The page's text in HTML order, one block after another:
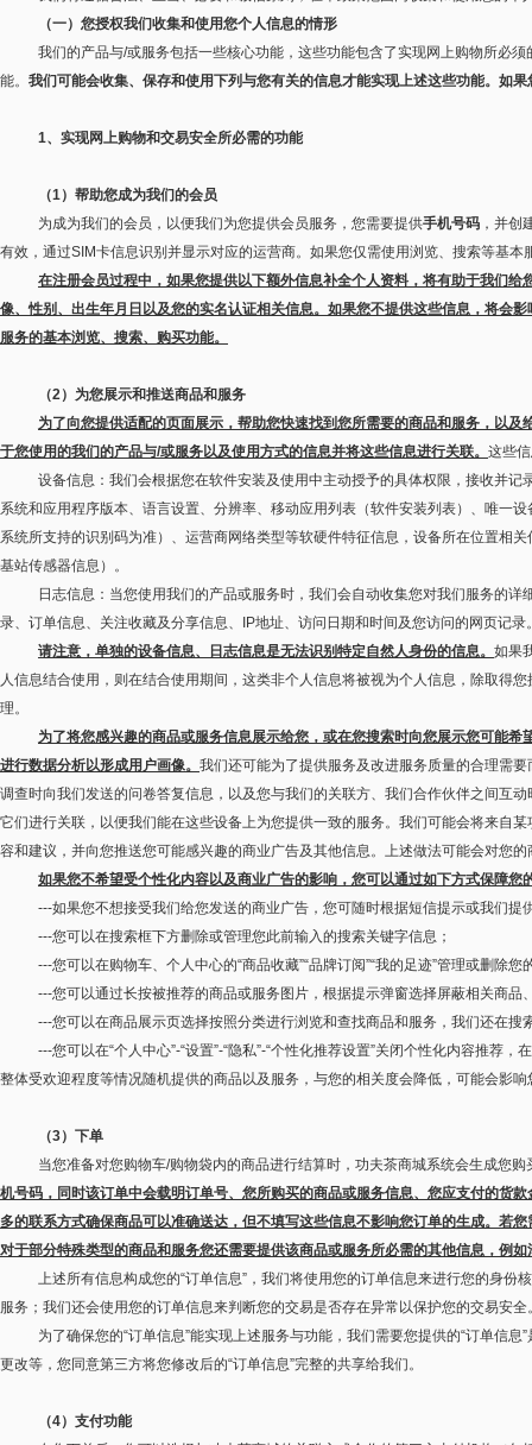
（一）您授权我们收集和使用您个人信息的情形
我们的产品与/或服务包括一些核心功能，这些功能包含了实现网上购物所必
能。 我们可能会收集、保存和使用下列与您有关的信息才能实现上述这些功能。如
1、实现网上购物和交易安全所必需的功能
（1）帮助您成为我们的会员
为成为我们的会员，以便我们为您提供会员服务，您需要提供手机号码 ，并创
有效，通过SIM卡信息识别并显示对应的运营商。如果您仅需使用浏览、搜索等基
在注册会员过程中，如果您提供以下额外信息补全个人资料，将有助于我们
像、性别、出生年月日以及您的实名认证相关信息。如果您不提供这些信息，将会
服务的基本浏览、搜索、购买功能。
（2）为您展示和推送商品和服务
为了向您提供适配的页面展示，帮助您快速找到您所需要的商品和服务，以及
于您使用的我们的产品与/或服务以及使用方式的信息并将这些信息进行关联。 这些
设备信息：我们会根据您在软件安装及使用中主动授予的具体权限，接收并
系统和应用程序版本、语言设置、分辨率、移动应用列表（软件安装列表）、唯一设
系统所支持的识别码为准）、运营商网络类型等软硬件特征信息，设备所在位置相
基站传感器信息）。
日志信息：当您使用我们的产品或服务时，我们会自动收集您对我们服务的
录、订单信息、关注收藏及分享信息、
IP地址、访问日期和时间及您访问的网页记录
请注意，单独的设备信息、日志信息是无法识别特定自然人身份的信息。 如果
人信息结合使用，则在结合使用期间，这类非个人信息将被视为个人信息，除取得
理。
为了将您感兴趣的商品或服务信息展示给您，或在您搜索时向您展示您可能
进行数据分析以形成用户画像。 我们还可能为了提供服务及改进服务质量的合理需
调查时向我们发送的问卷答复信息，以及您与我们的关联方、我们合作伙伴之间互
它们进行关联，以便我们能在这些设备上为您提供一致的服务。我们可能会将来自
容和建议，并向您推送您可能感兴趣的商业广告及其他信息。上述做法可能会对您
如果您不希望受个性化内容以及商业广告的影响，您可以通过如下方式保障您
---如果您不想接受我们给您发送的商业广告，您可随时根据短信提示或我们提
---您可以在搜索框下方删除或管理您此前输入的搜索关键字信息；
---您可以在购物车、个人中心的“商品收藏”“品牌订阅”“我的足迹”管理或删除您
---您可以通过长按被推荐的商品或服务图片，根据提示弹窗选择屏蔽相关商品
---您可以在商品展示页选择按照分类进行浏览和查找商品和服务，我们还在
---您可以在“个人中心”-“设置”-“隐私”-“个性化推荐设置”关闭个性化内容推荐，
整体受欢迎程度等情况随机提供的商品以及服务，与您的相关度会降低，可能会影响
（3）下单
当您准备对您购物车/购物袋内的商品进行结算时，功夫茶商城系统会生成您购
机号码，同时该订单中会载明订单号、您所购买的商品或服务信息、您应支付的货
多的联系方式确保商品可以准确送达，但不填写这些信息不影响您订单的生成。若
对于部分特殊类型的商品和服务您还需要提供该商品或服务所必需的其他信息，例
上述所有信息构成您的“订单信息” ，我们将使用您的订单信息来进行您的身份
服务；我们还会使用您的订单信息来判断您的交易是否存在异常以保护您的交易安全
为了确保您的“订单信息”能实现上述服务与功能，我们需要您提供的“订单信息”
更改等，您同意第三方将您修改后的“订单信息”完整的共享给我们。
（4）支付功能